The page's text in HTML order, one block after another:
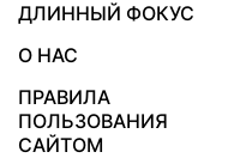
ДЛИННЫЙ ФОКУС
О НАС
ПРАВИЛА
ПОЛЬЗОВАНИЯ
САЙТОМ